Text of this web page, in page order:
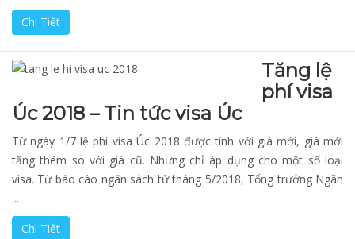
Chi Tiết
Tăng lệ
phí visa
Úc 2018 – Tin tức visa Úc
Từ ngày 1/7 lệ phí visa Úc 2018 được tính với giá mới, giá mới
tăng thêm so với giá cũ. Nhưng chỉ áp dụng cho một số loại
visa. Từ báo cáo ngân sách từ tháng 5/2018, Tổng trưởng Ngân
...
Chi Tiết